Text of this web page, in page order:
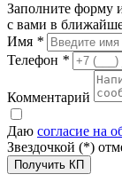
Заполните форму
с вами в
Имя *
Телефон *
Комментарий
Даю согласие на
Звездочкой (*)
Получить КП